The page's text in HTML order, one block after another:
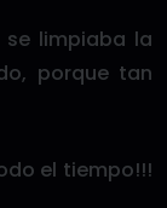
limpiaba la
porque tan
el tiempo!!!